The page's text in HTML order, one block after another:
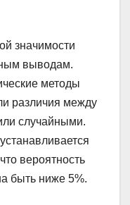
значимости
выводам.
методы
различия между
случайными.
вероятность
быть ниже 5%.